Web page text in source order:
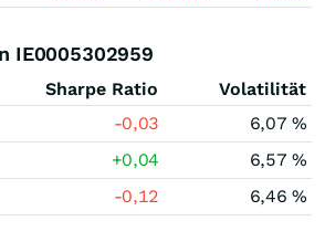
IE0005302959
Sharpe Ratio
Volatilität
-0,03
6,07 %
+0,04
6,57 %
-0,12 6,46 %